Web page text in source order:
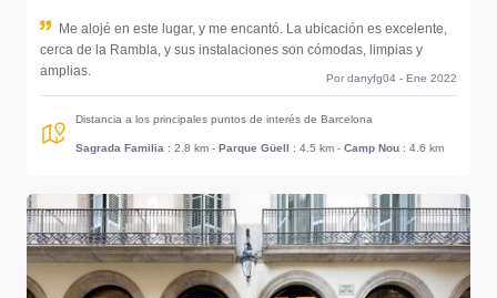
Me alojé en este lugar, y me encantó. La ubicación es excelente,
cerca de la Rambla, y sus instalaciones son cómodas, limpias y
amplias.
Por danyfg04 - Ene 2022
Distancia a los principales puntos de interés de Barcelona
Sagrada Familia : 2.8 km - Parque Güell : 4.5 km - Camp Nou : 4.6 km